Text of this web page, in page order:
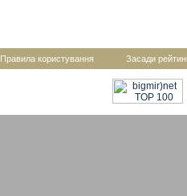
Правила користування Засади